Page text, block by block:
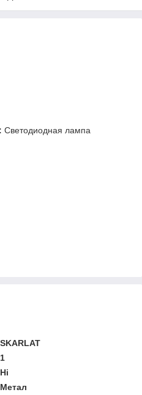
Светодиодная лампа
SKARLAT
1
Ні
Метал